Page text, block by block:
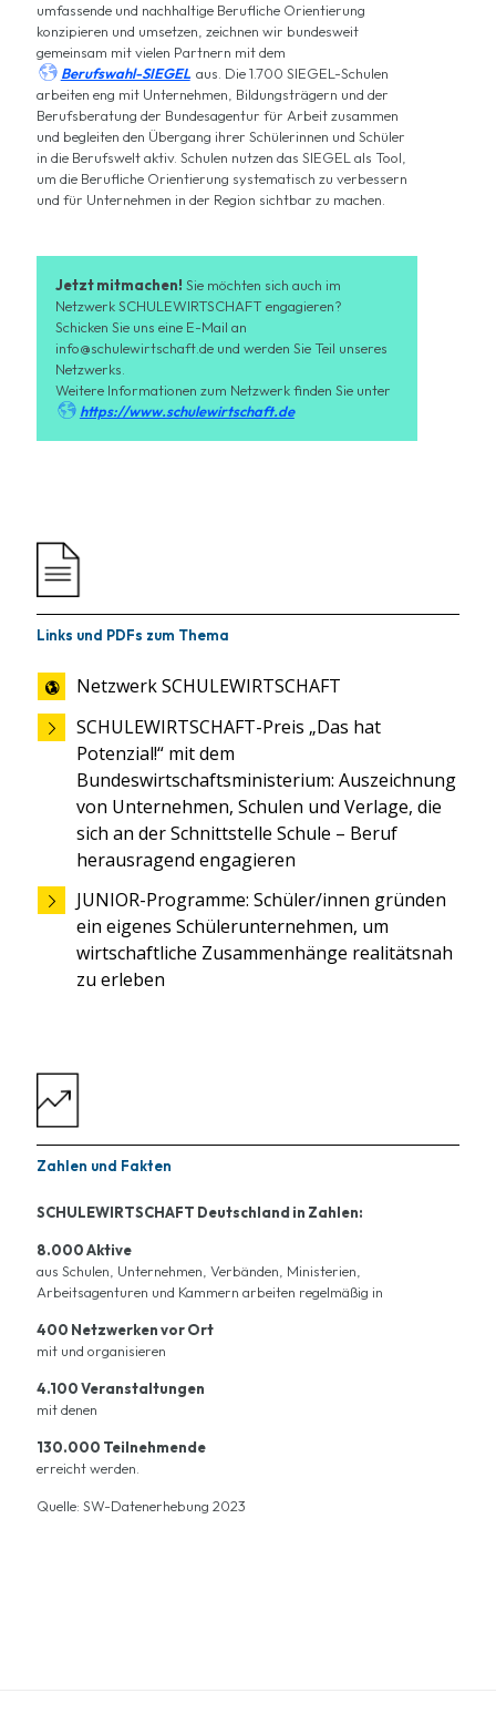
umfassende und nachhaltige Berufliche Orientierung
konzipieren und umsetzen, zeichnen wir bundesweit
gemeinsam mit vielen Partnern mit dem
 Berufswahl-SIEGEL aus. Die 1.700 SIEGEL-Schulen
arbeiten eng mit Unternehmen, Bildungsträgern und der
Berufsberatung der Bundesagentur für Arbeit zusammen
und begleiten den Übergang ihrer Schülerinnen und Schüler
in die Berufswelt aktiv. Schulen nutzen das SIEGEL als Tool,
um die Berufliche Orientierung systematisch zu verbessern
und für Unternehmen in der Region sichtbar zu machen.
Jetzt mitmachen! Sie möchten sich auch im
Netzwerk SCHULEWIRTSCHAFT engagieren?
Schicken Sie uns eine E-Mail an
info@schulewirtschaft.de und werden Sie Teil unseres
Netzwerks.
Weitere Informationen zum Netzwerk finden Sie unter
 https://www.schulewirtschaft.de
Links und PDFs zum Thema
Netzwerk SCHULEWIRTSCHAFT
SCHULEWIRTSCHAFT-Preis „Das hat
Potenzial!“ mit dem
Bundeswirtschaftsministerium: Auszeichnung
von Unternehmen, Schulen und Verlage, die
sich an der Schnittstelle Schule – Beruf
herausragend engagieren
JUNIOR-Programme: Schüler/innen gründen
ein eigenes Schülerunternehmen, um
wirtschaftliche Zusammenhänge realitätsnah
zu erleben
Zahlen und Fakten
SCHULEWIRTSCHAFT Deutschland in Zahlen:
8.000 Aktive
aus Schulen, Unternehmen, Verbänden, Ministerien,
Arbeitsagenturen und Kammern arbeiten regelmäßig in
400 Netzwerken vor Ort
mit und organisieren
4.100 Veranstaltungen
mit denen
130.000 Teilnehmende
erreicht werden.
Quelle: SW-Datenerhebung 2023